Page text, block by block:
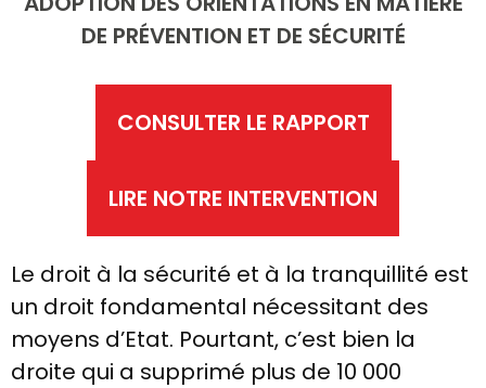
DE PRÉVENTION ET DE SÉCURITÉ
CONSULTER LE RAPPORT
LIRE NOTRE INTERVENTION
Le droit à la sécurité et à la tranquillité est
un droit fondamental nécessitant des
moyens d’Etat. Pourtant, c’est bien la
droite qui a supprimé plus de 10 000